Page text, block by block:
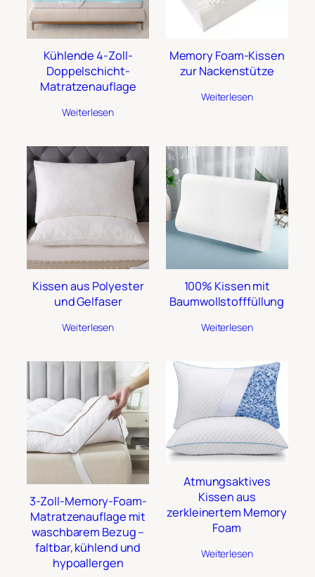
Kühlende 4-Zoll-
Doppelschicht-
Matratzenauflage
Weiterlesen
Memory Foam-Kissen
zur Nackenstütze
Weiterlesen
Kissen aus Polyester
und Gelfaser
Weiterlesen
100% Kissen mit
Baumwollstofffüllung
Weiterlesen
3-Zoll-Memory-Foam-
Matratzenauflage mit
waschbarem Bezug –
faltbar, kühlend und
hypoallergen
Atmungsaktives
Kissen aus
zerkleinertem Memory
Foam
Weiterlesen